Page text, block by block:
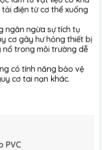
điện từ cơ thể xuống
ngăn ngừa sự tích tụ
cơ gây hư hỏng thiết bị
nổ trong môi trường dễ
có tính năng bảo vệ
cơ tai nạn khác.
PVC